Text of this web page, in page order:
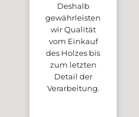
Deshalb
gewährleisten
wir Qualität
vom Einkauf
des Holzes bis
zum letzten
Detail der
Verarbeitung.